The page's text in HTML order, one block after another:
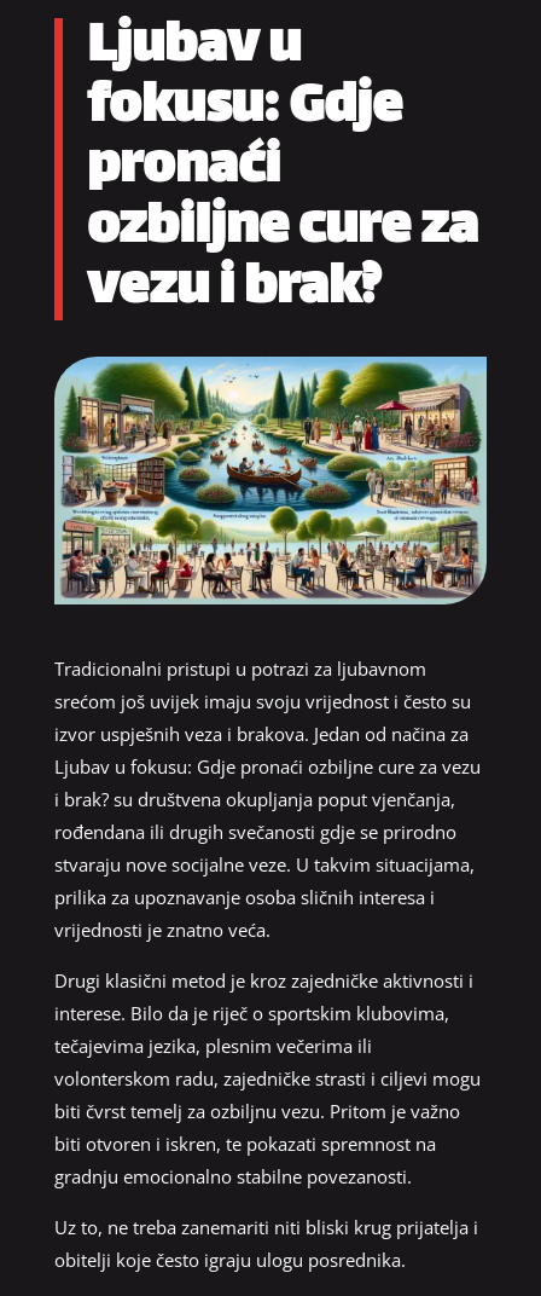
Ljubav u
fokusu: Gdje
pronaći
ozbiljne cure za
vezu i brak?
Tradicionalni pristupi u potrazi za ljubavnom
srećom još uvijek imaju svoju vrijednost i često su
izvor uspješnih veza i brakova. Jedan od načina za
Ljubav u fokusu: Gdje pronaći ozbiljne cure za vezu
i brak? su društvena okupljanja poput vjenčanja,
rođendana ili drugih svečanosti gdje se prirodno
stvaraju nove socijalne veze. U takvim situacijama,
prilika za upoznavanje osoba sličnih interesa i
vrijednosti je znatno veća.
Drugi klasični metod je kroz zajedničke aktivnosti i
interese. Bilo da je riječ o sportskim klubovima,
tečajevima jezika, plesnim večerima ili
volonterskom radu, zajedničke strasti i ciljevi mogu
biti čvrst temelj za ozbiljnu vezu. Pritom je važno
biti otvoren i iskren, te pokazati spremnost na
gradnju emocionalno stabilne povezanosti.
Uz to, ne treba zanemariti niti bliski krug prijatelja i
obitelji koje često igraju ulogu posrednika.